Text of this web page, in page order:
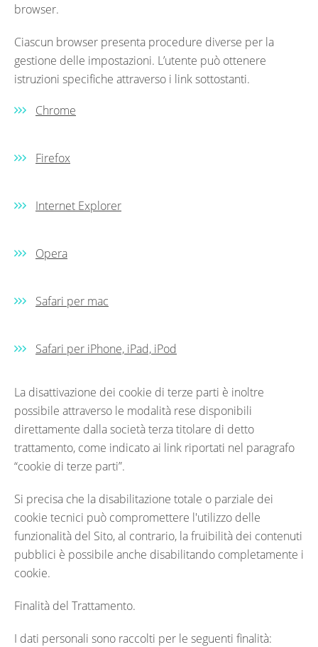
browser.
Ciascun browser presenta procedure diverse per la
gestione delle impostazioni. L’utente può ottenere
istruzioni specifiche attraverso i link sottostanti.
Chrome
Firefox
Internet Explorer
Opera
Safari per mac
Safari per iPhone, iPad, iPod
La disattivazione dei cookie di terze parti è inoltre
possibile attraverso le modalità rese disponibili
direttamente dalla società terza titolare di detto
trattamento, come indicato ai link riportati nel paragrafo
“cookie di terze parti”.
Si precisa che la disabilitazione totale o parziale dei
cookie tecnici può compromettere l'utilizzo delle
funzionalità del Sito, al contrario, la fruibilità dei contenuti
pubblici è possibile anche disabilitando completamente i
cookie.
Finalità del Trattamento.
I dati personali sono raccolti per le seguenti finalità: